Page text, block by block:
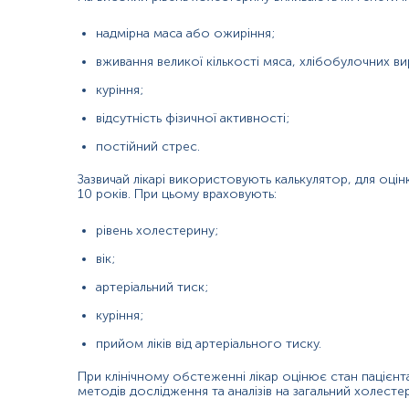
перенесеним інсультом чи інфарктом міокарда;
обтяженим сімейним анамнезом (сімейна
наявністю захворювань серця, цукрового діабету.
скринінгове обстеження у здорових осіб без факторів
чоловіки 20-45 років та жінки 20-55 років - кожні 4-6
чоловіки 45-65 років та жінки 55-65 років - кожні 1-2
Американська академія педіатрії рекомендує пройти
віком до 9 років, якщо батьки мають порушення в ліпідограмі.
оцінка ефективності лікування препаратами для
цього). Рівень ЛПВЩ також можна перевірити після
Причини підвищення рівня:
Високий рівень ЛПНЩ означає підвищення ризику
гіпертензією, діабетом, ожирінням.
надмірна маса або ожиріння;
вживання великої кількості мяса, хлібобулочних
куріння;
відсутність фізичної активності;
постійний стрес.
Зазвичай лікарі використовують калькулятор, для
10 років. При цьому враховують:
рівень холестерину;
вік;
артеріальний тиск;
куріння;
прийом ліків від артеріального тиску.
При клінічному обстеженні лікар оцінює стан
методів дослідження та аналізів на загальний